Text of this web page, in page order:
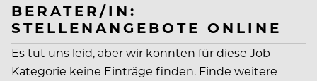
BERATER/IN:
STELLENANGEBOTE ONLINE
Es tut uns leid, aber wir konnten für diese Job-
Kategorie keine Einträge finden. Finde weitere